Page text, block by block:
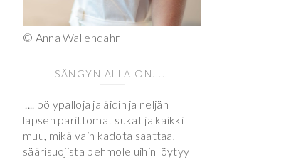
© Anna Wallendahr
SÄNGYN ALLA ON.....
.... pölypalloja ja äidin ja neljän
lapsen parittomat sukat ja kaikki
muu, mikä vain kadota saattaa,
säärisuojista pehmoleluihin löytyy